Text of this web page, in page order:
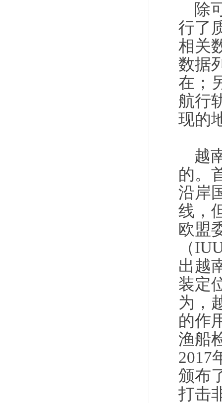
除
行了
相关
数据
在；
航行
现的
越
的。
沿岸
线，
欧盟
（
出越
装定
为，
的作
渔船
2017
颁布
打击